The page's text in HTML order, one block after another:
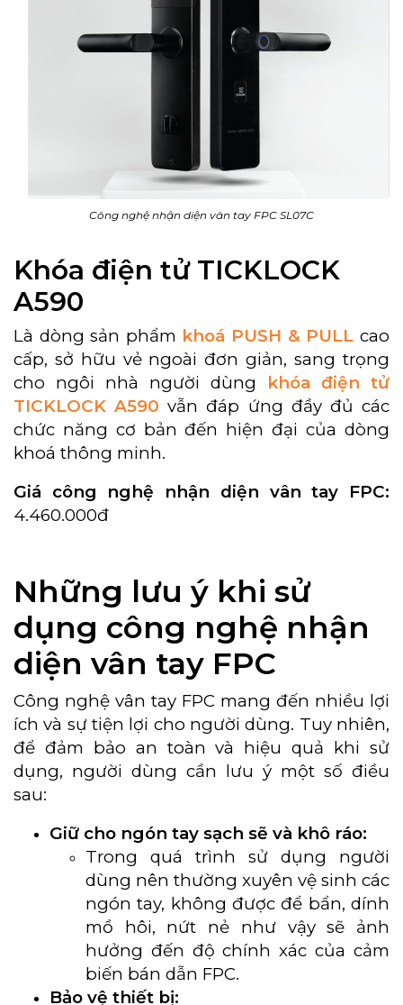
Công nghệ nhận diện vân tay FPC SL07C
Khóa điện tử TICKLOCK
A590
Là dòng sản phẩm khoá PUSH & PULL cao
cấp, sở hữu vẻ ngoài đơn giản, sang trọng
cho ngôi nhà người dùng khóa điện tử
TICKLOCK A590vẫn đáp ứng đầy đủ các
chức năng cơ bản đến hiện đại của dòng
khoá thông minh.
Giá công nghệ nhận diện vân tay FPC:
4.460.000đ
Những lưu ý khi sử
dụng công nghệ nhận
diện vân tay FPC
Công nghệ vân tay FPC mang đến nhiều lợi
ích và sự tiện lợi cho người dùng. Tuy nhiên,
để đảm bảo an toàn và hiệu quả khi sử
dụng, người dùng cần lưu ý một số điều
sau:
Giữ cho ngón tay sạch sẽ và khô ráo:
Trong quá trình sử dụng người
dùng nên thường xuyên vệ sinh các
ngón tay, không được để bẩn, dính
mồ hôi, nứt nẻ như vậy sẽ ảnh
hưởng đến độ chính xác của cảm
biến bán dẫn FPC.
Bảo vệ thiết bị: